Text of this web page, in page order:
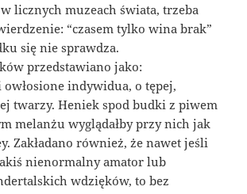
licznych muzeach świata, trzeba
“czasem tylko wina brak”
się nie sprawdza.
przedstawiano jako:
indywidua, o tępej,
twarzy. Heniek spod budki z piwem
melanżu wyglądałby przy nich jak
Zakładano również, że nawet jeśli
nienormalny amator lub
wdzięków, to bez